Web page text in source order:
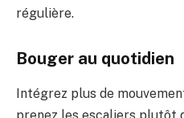
régulière.
Bouger au quotidien
Intégrez plus de